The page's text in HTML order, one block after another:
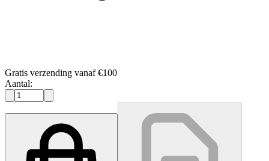
Gratis verzending vanaf €100
Aantal: